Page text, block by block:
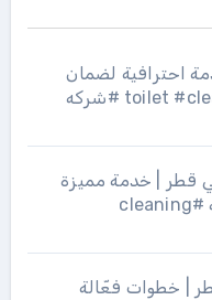
احترافية لضمان
النظافة التامة 70067311 #toilet #cleaning #شركه
قطر | خدمة مميزة
بأسعار تنافسية 70067311 #شركه #cleaning
| خطوات فعّالة